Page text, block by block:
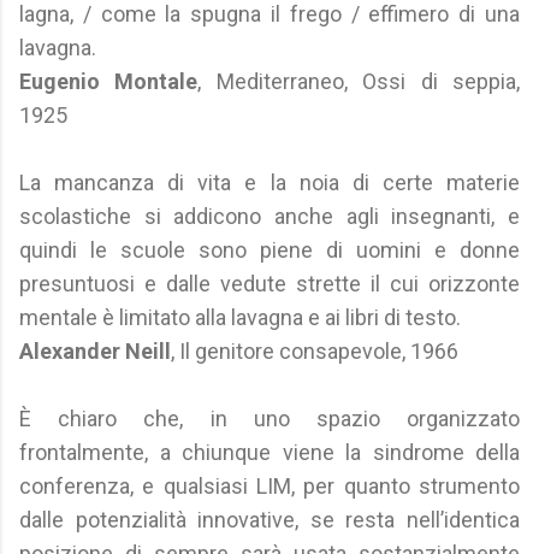
lagna, / come la spugna il frego / effimero di una
lavagna.
Eugenio Montale, Mediterraneo, Ossi di seppia,
1925
La mancanza di vita e la noia di certe materie
scolastiche si addicono anche agli insegnanti, e
quindi le scuole sono piene di uomini e donne
presuntuosi e dalle vedute strette il cui orizzonte
mentale è limitato alla lavagna e ai libri di testo.
Alexander Neill , Il genitore consapevole, 1966
È chiaro che, in uno spazio organizzato
frontalmente, a chiunque viene la sindrome della
conferenza, e qualsiasi LIM, per quanto strumento
dalle potenzialità innovative, se resta nell’identica